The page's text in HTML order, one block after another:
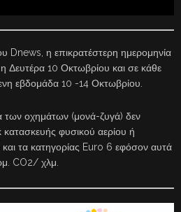
Dnews, η επικρατέστερη ημερομηνία
Δευτέρα 10 Οκτωβρίου και σε κάθε
εβδομάδα 10 -14 Οκτωβρίου.
των οχημάτων (μονά-ζυγά) δεν
κατασκευής φυσικού αερίου ή
και τα κατηγορίας Euro 6 εφόσον αυτά
CO2/ χλμ.